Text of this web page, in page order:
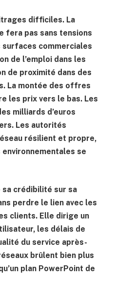
difficiles. La
fera pas sans tensions
surfaces commerciales
de l’emploi dans les
de proximité dans des
La montée des offres
les prix vers le bas. Les
milliards d’euros
Les autorités
résilient et propre,
se
sa crédibilité sur sa
perdre le lien avec les
clients. Elle dirige un
les délais de
du service après-
brûlent bien plus
plan PowerPoint de